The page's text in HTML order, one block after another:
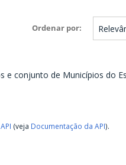
Ordenar por
e conjunto de Municípios do
API (veja Documentação da API).